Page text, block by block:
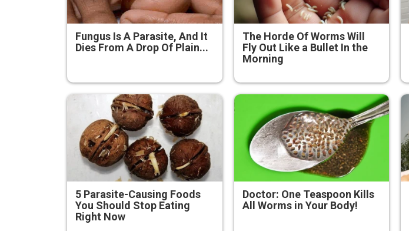
Fungus Is A Parasite, And It
Dies From A Drop Of Plain...
The Horde Of Worms Will
Fly Out Like a Bullet In the
Morning
5 Parasite-Causing Foods
You Should Stop Eating
Right Now
Doctor: One Teaspoon Kills
All Worms in Your Body!